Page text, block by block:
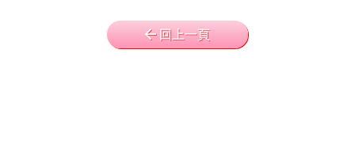
回上一頁